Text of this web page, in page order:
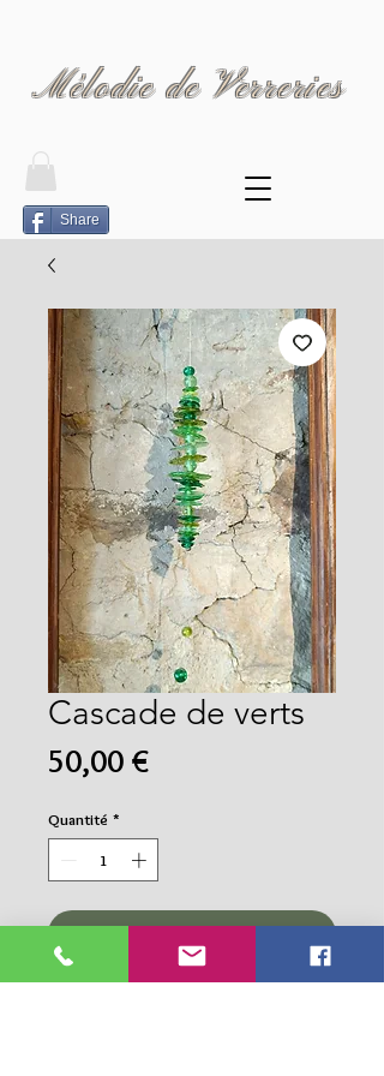
Mélodie de Verreries
Share
Cascade de verts
50,00 €Prix
Quantité *
Ajouter au panier